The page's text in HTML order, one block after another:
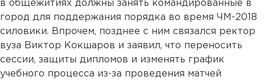
в общежитиях должны занять командированные в
город для поддержания порядка во время ЧМ-2018
силовики. Впрочем, позднее с ним связался ректор
вуза Виктор Кокшаров и заявил, что переносить
сессии, защиты дипломов и изменять график
учебного процесса из-за проведения матчей